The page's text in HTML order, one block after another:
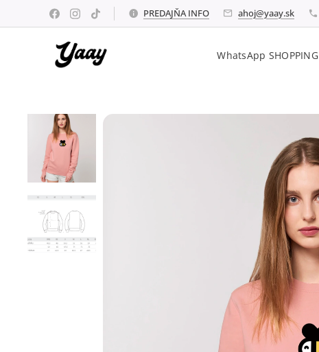
PREDAJŇA INFO ahoj@yaay.sk
WhatsApp SHOPPING